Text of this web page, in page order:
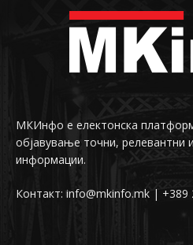
МКИнфо е електонска
објавување точни, релевантни
информации.
Контакт: info@mkinfo.mk | +389